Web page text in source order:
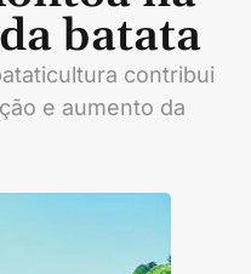
batata
contribui
e aumento da